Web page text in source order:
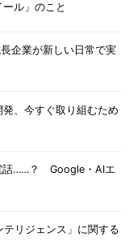
ル」のこと
企業が新しい日常で実
、今すぐ取り組むため
話……？ Google・AIエ
リジェンス」に関する